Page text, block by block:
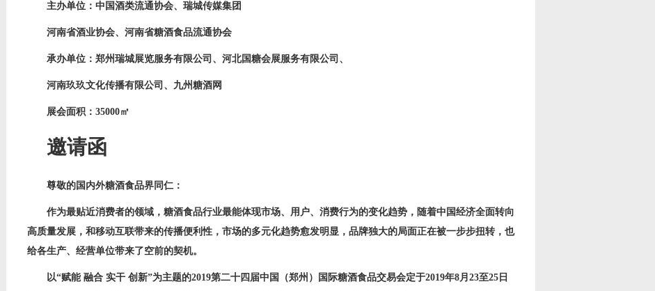
主办单位：中国酒类流通协会、瑞城传媒集团
河南省酒业协会、河南省糖酒食品流通协会
承办单位：郑州瑞城展览服务有限公司、河北国糖会展服务有限公司、
河南玖玖文化传播有限公司、九州糖酒网
展会面积： 35000㎡
邀请函
尊敬的国内外糖酒食品界同仁：
作为最贴近消费者的领域，糖酒食品行业最能体现市场、用户、消费行为的变化趋势，随着中国经济全面转向
高质量发展，和移动互联带来的传播便利性，市场的多元化趋势愈发明显，品牌独大的局面正在被一步步扭转，也
给各生产、经营单位带来了空前的契机。
以“赋能 融合 实干 创新”为主题的2019第二十四届中国（郑州）国际糖酒食品交易会定于2019年8月 23至25 日